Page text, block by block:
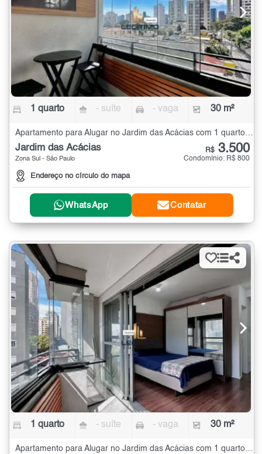
1 quarto - suíte - vaga 30 m²
Apartamento para Alugar no Jardim das Acácias com 1 quarto - 30 m²
Jardim das Acácias
Zona Sul - São Paulo
Endereço no círculo do mapa
R$ 3.500
Condomínio: R$ 800
WhatsApp Contatar
1 quarto - suíte - vaga 30 m²
Apartamento para Alugar no Jardim das Acácias com 1 quarto - 30 m²